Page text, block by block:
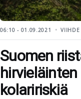
06:10 - 01.09.2021
Suomen
kolaririskiä